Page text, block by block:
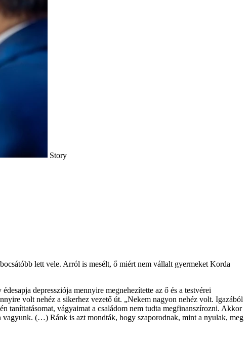
Story
lett vele. Arról is mesélt, ő miért nem vállalt gyermeket Korda
depressziója mennyire megnehezítette az ő és a testvérei
volt nehéz a sikerhez vezető út. „Nekem nagyon nehéz volt. Igazából
taníttatásomat, vágyaimat a családom nem tudta megfinanszírozni. Akkor
(…) Ránk is azt mondták, hogy szaporodnak, mint a nyulak, meg